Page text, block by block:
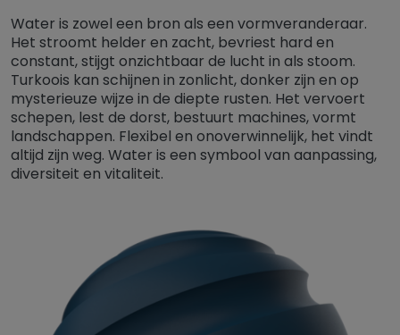
Water is zowel een bron als een vormveranderaar.
Het stroomt helder en zacht, bevriest hard en
constant, stijgt onzichtbaar de lucht in als stoom.
Turkoois kan schijnen in zonlicht, donker zijn en op
mysterieuze wijze in de diepte rusten. Het vervoert
schepen, lest de dorst, bestuurt machines, vormt
landschappen. Flexibel en onoverwinnelijk, het vindt
altijd zijn weg. Water is een symbool van aanpassing,
diversiteit en vitaliteit.